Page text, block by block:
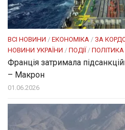
ВСІ НОВИНИ / ЕКОНОМІКА / ЗА
НОВИНИ УКРАЇНИ / ПОДІЇ / ПОЛІТИКА
Франція затримала
– Макрон
01.06.2026